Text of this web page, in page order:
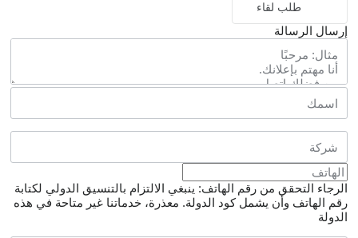
طلب لقاء
إرسال الرسالة
الرجاء التحقق من رقم الهاتف: ينبغي الالتزام بالتنسيق الدولي لكتابة
رقم الهاتف وأن يشمل كود الدولة. معذرة، خدماتنا غير متاحة في هذه
الدولة